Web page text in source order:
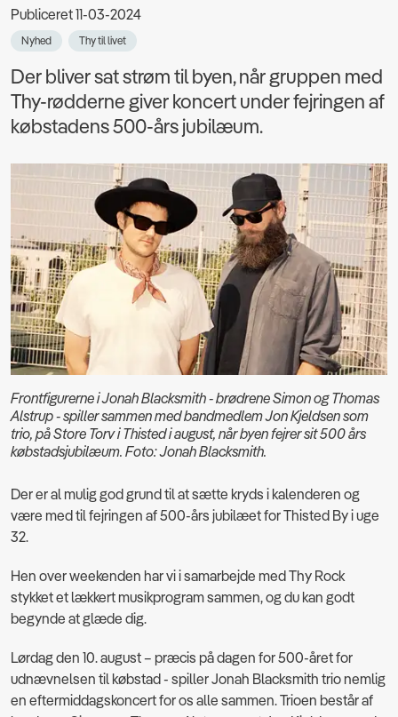
Publiceret 11-03-2024
Nyhed Thy til livet
Der bliver sat strøm til byen, når gruppen med
Thy-rødderne giver koncert under fejringen af
købstadens 500-års jubilæum.
Frontfigurerne i Jonah Blacksmith - brødrene Simon og Thomas
Alstrup - spiller sammen med bandmedlem Jon Kjeldsen som
trio, på Store Torv i Thisted i august, når byen fejrer sit 500 års
købstadsjubilæum. Foto: Jonah Blacksmith.
Der er al mulig god grund til at sætte kryds i kalenderen og
være med til fejringen af 500-års jubilæet for Thisted By i uge
32.
Hen over weekenden har vi i samarbejde med Thy Rock
stykket et lækkert musikprogram sammen, og du kan godt
begynde at glæde dig.
Lørdag den 10. august – præcis på dagen for 500-året for
udnævnelsen til købstad - spiller Jonah Blacksmith trio nemlig
en eftermiddagskoncert for os alle sammen. Trioen består af